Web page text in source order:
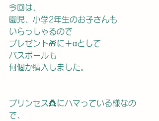
今回は、
園児、小学2年生のお子さんも
いらっしゃるので
プレゼント🎁に＋αとして
バスボールも
何個か購入しました。
プリンセス👸にハマっている様なの
で、